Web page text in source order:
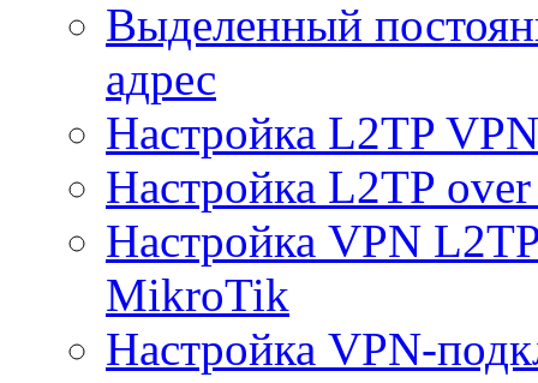
Выделенный
адрес
Настройка L2TP
Настройка L2TP
Настройка VPN
MikroTik
Настройка VPN-